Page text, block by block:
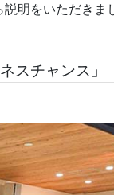
明をいただきま
チャンス」